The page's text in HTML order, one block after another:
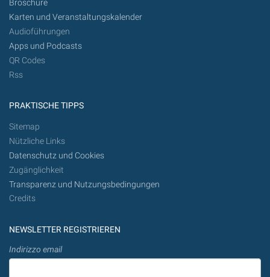
Broschüre
Karten und Veranstaltungskalender
Audioführungen
Apps und Podcasts
QR Codes
Rss
PRAKTISCHE TIPPS
Sitemap
Nützliche Links
Datenschutz und Cookies
Zugänglichkeit
Transparenz und Nutzungsbedingungen
Credits
NEWSLETTER REGISTRIEREN
Indirizzo email